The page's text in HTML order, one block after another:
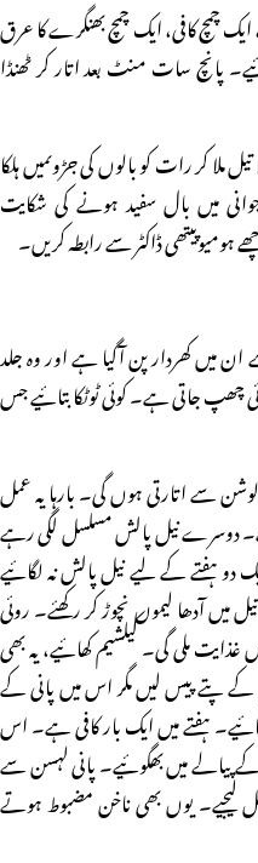
ایک چمچ کافی، ایک چمچ بھنگرے کا عرق
پانچ سات منٹ بعد اتار کر ٹھنڈا
ملا کر رات کو بالوں کی جڑوںمیں ہلکا
میں بال سفید ہونے کی شکایت
ڈاکٹر سے رابطہ کریں۔
میں کھردار پن آگیا ہے اور وہ جلد
چھپ جاتی ہے۔ کوئی ٹوٹکا بتائیے جس
سے اتارتی ہوں گی۔ بارہا یہ عمل
دوسرے نیل پالش مسلسل لگی رہے
ہفتے کے لیے نیل پالش نہ لگائیے
میں آدھا لیموں نچوڑ کر رکھئے۔ روئی
ملی گی۔ کیلشیم کھائیے، یہ بھی
پتے پیس لیں مگر اس میں پانی کے
ہفتے میں ایک بار کافی ہے۔ اس
پیالے میں بھگوئیے۔ پانی لہسن سے
لیجیے۔ یوں بھی ناخن مضبوط ہوتے